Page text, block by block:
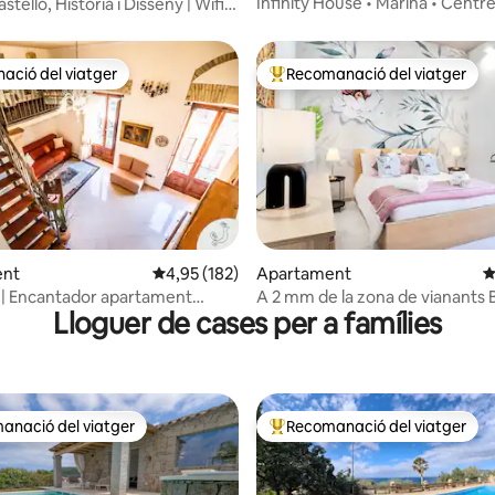
d'un total de 5; 115 avaluacions
del viatger
del viatger
4,95 de puntuació mitjana d'un total de 5; 182
4,95 (182)
| Encantador apartament
Principals recomanacions dels
Recomanació del viatger
Apartament
A 2 mm de la zona de vianants
rose és casa!
Lloguer de cases per a famílies
recomanacions dels viatgers
del viatger Principals recomanacions dels
Recomanació del viatger